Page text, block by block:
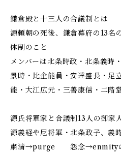
鎌倉殿と十三人の合議制とは
源頼朝の死後、鎌倉幕府の13名
体制のこと
メンバーは北条時政・北条義時
景時・比企能員・安達盛長・足
能・大江広元・三善康信・二階
源氏将軍家と合議制13人の御家
源義経や尼将軍・北条政子、義
粛清→purge 怨念→enmityの